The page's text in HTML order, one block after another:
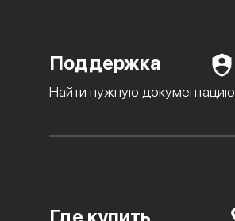
Поддержка
Найти нужную документацию